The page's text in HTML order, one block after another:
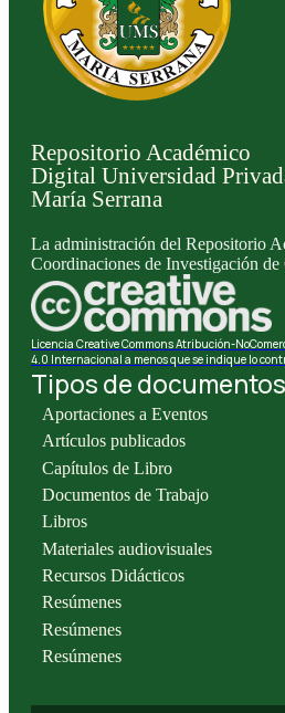
Repositorio Académico
Digital Universidad
María Serrana
La administración del Repositorio
Coordinaciones de Investigación de
Licencia Creative Commons Atribución-
4.0 Internacional a menos que se indique lo
Tipos de
Aportaciones a Eventos
Artículos publicados
Capítulos de Libro
Documentos de Trabajo
Libros
Materiales audiovisuales
Recursos Didácticos
Resúmenes
Resúmenes
Resúmenes